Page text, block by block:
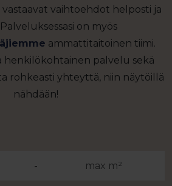
vastaavat vaihtoehdot helposti ja
on myös
ammattitaitoinen tiimi.
henkilökohtainen palvelu sekä
rohkeasti yhteyttä, niin näytöillä
nähdään!
-